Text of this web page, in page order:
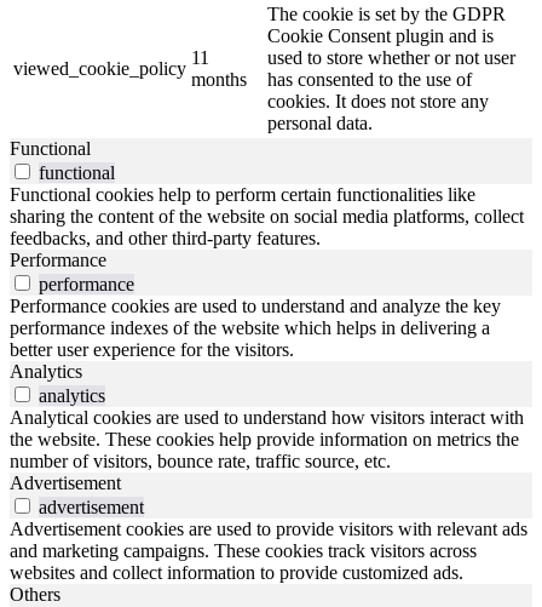
viewed_cookie_policy
11
months
The cookie is set by the GDPR
Cookie Consent plugin and is
used to store whether or not user
has consented to the use of
cookies. It does not store any
personal data.
Functional
functional
Functional cookies help to perform certain functionalities like
sharing the content of the website on social media platforms, collect
feedbacks, and other third-party features.
Performance
performance
Performance cookies are used to understand and analyze the key
performance indexes of the website which helps in delivering a
better user experience for the visitors.
Analytics
analytics
Analytical cookies are used to understand how visitors interact with
the website. These cookies help provide information on metrics the
number of visitors, bounce rate, traffic source, etc.
Advertisement
advertisement
Advertisement cookies are used to provide visitors with relevant ads
and marketing campaigns. These cookies track visitors across
websites and collect information to provide customized ads.
Others